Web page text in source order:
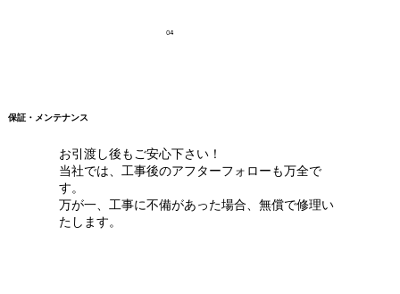
04
お引渡し後もご安心下さい！
当社では、工事後のアフターフォローも万全で
す。
万が一、工事に不備があった場合、無償で修理い
たします。
保証・メンテナンス